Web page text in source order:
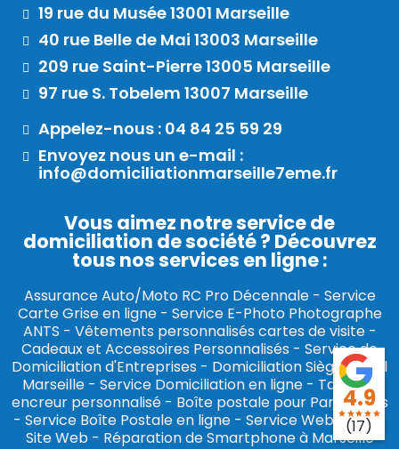
19 rue du Musée 13001 Marseille
40 rue Belle de Mai 13003 Marseille
209 rue Saint-Pierre 13005 Marseille
97 rue S. Tobelem 13007 Marseille
Appelez-nous : 04 84 25 59 29
Envoyez nous un e-mail :
info@domiciliationmarseille7eme.fr
Vous aimez notre service de
domiciliation de société ? Découvrez
tous nos services en ligne :​
Assurance Auto/Moto RC Pro Décennale- Service
Carte Grise en ligne- Service E-Photo Photographe
ANTS - Vêtements personnalisés cartes de visite-
Cadeaux et Accessoires Personnalisés - Service de
Domiciliation d'Entreprises - Domiciliation Siège Social
Marseille- Service Domiciliation en ligne- Tampon
encreur personnalisé- Boîte postale pour Particuliers
- Service Boîte Postale en ligne - Service Webmaster
Site Web- Réparation de Smartphone à Marseille
4.9
star starstar star star
(17)